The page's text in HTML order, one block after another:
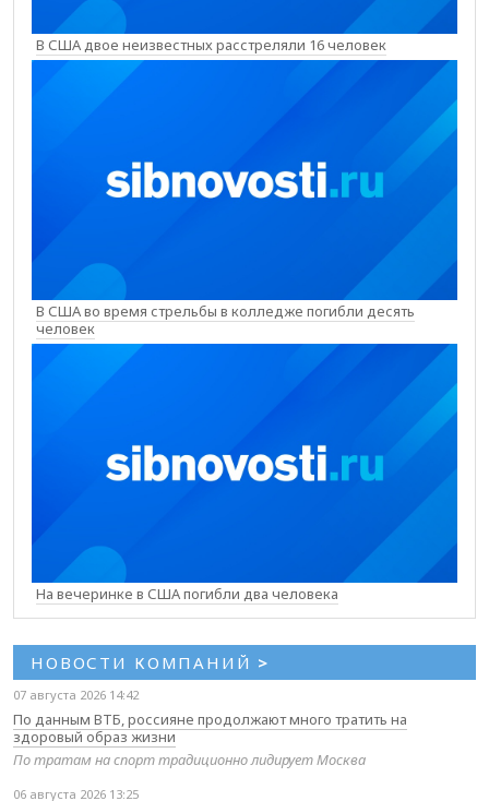
В США двое неизвестных расстреляли 16 человек
В США во время стрельбы в колледже погибли десять
человек
На вечеринке в США погибли два человека
НОВОСТИ КОМПАНИЙ >
07 августа 2026 14:42
По данным ВТБ, россияне продолжают много тратить на
здоровый образ жизни
По тратам на спорт традиционно лидирует Москва
06 августа 2026 13:25